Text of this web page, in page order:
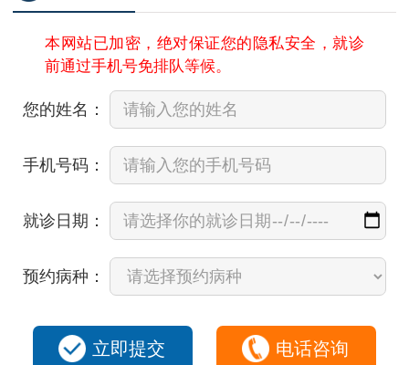
本网站已加密，绝对保证您的隐私安全，就诊
前通过手机号免排队等候。
您的姓名：
手机号码：
就诊日期：
预约病种：
立即提交 电话咨询